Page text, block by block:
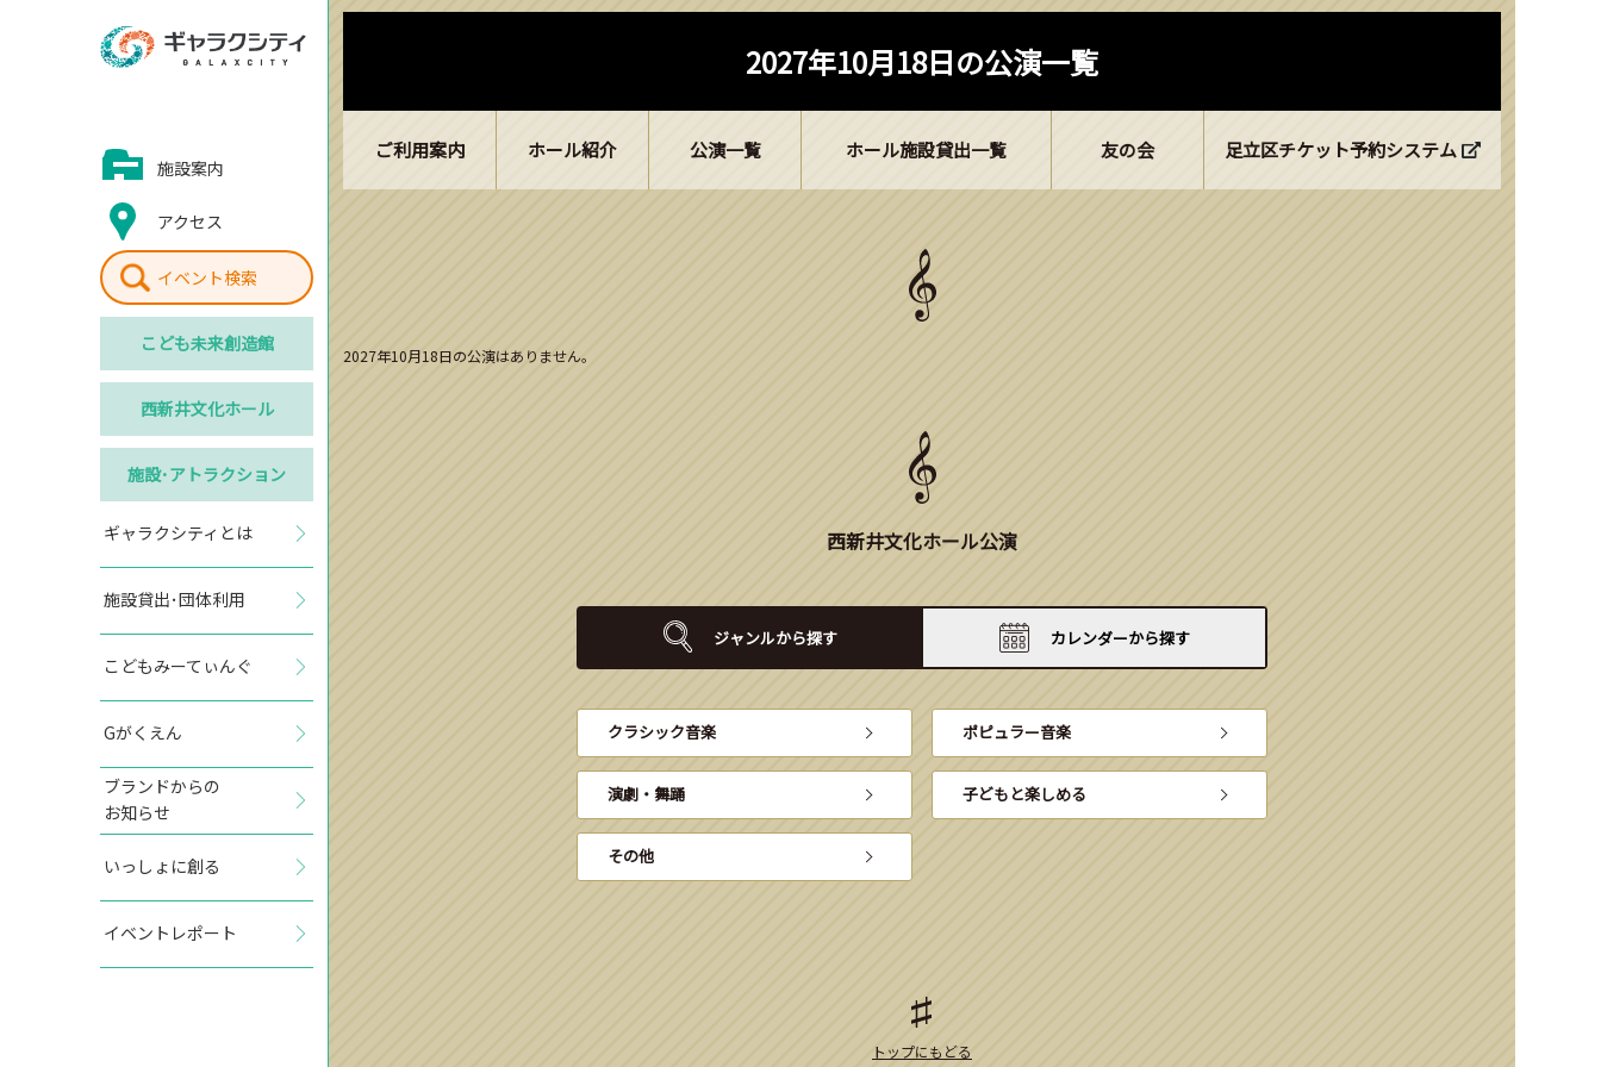
施設案内
アクセス
イベント検索
こども未来創造館
西新井文化ホール
施設･アトラクション
ギャラクシティとは
施設貸出･団体利用
こどもみーてぃんぐ
Gがくえん
ブランドからの
お知らせ
いっしょに創る
イベントレポート
2027年10月18日の公演一覧
ご利用案内 ホール紹介 公演一覧 ホール施設貸出一覧 友の会 足立区チケット予約システム
2027年10月18日の公演はありません。
西新井文化ホール公演
ジャンルから探す カレンダーから探す
クラシック音楽 ポピュラー音楽
演劇・舞踊 子どもと楽しめる
その他
トップにもどる